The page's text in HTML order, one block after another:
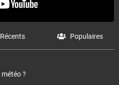
Récents Populaires
?